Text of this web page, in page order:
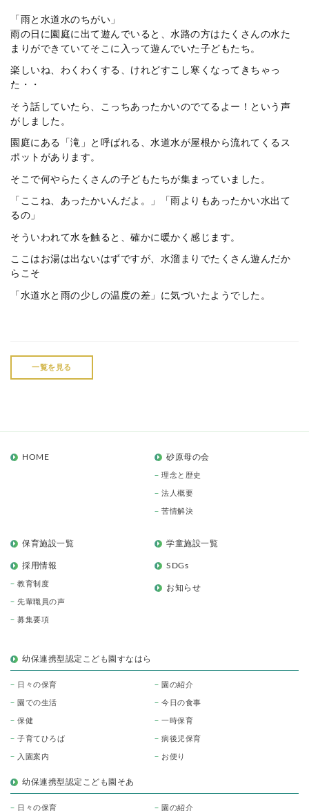
「雨と水道水のちがい」
雨の日に園庭に出て遊んでいると、水路の方はたくさんの水た
まりができていてそこに入って遊んでいた子どもたち。
楽しいね、わくわくする、けれどすこし寒くなってきちゃっ
た・・
そう話していたら、こっちあったかいのでてるよー！という声
がしました。
園庭にある「滝」と呼ばれる、水道水が屋根から流れてくるス
ポットがあります。
そこで何やらたくさんの子どもたちが集まっていました。
「ここね、あったかいんだよ。」「雨よりもあったかい水出て
るの」
そういわれて水を触ると、確かに暖かく感じます。
ここはお湯は出ないはずですが、水溜まりでたくさん遊んだか
らこそ
「水道水と雨の少しの温度の差」に気づいたようでした。
一覧を見る
HOME 砂原母の会
理念と歴史
法人概要
苦情解決
保育施設一覧 学童施設一覧
採用情報
教育制度
先輩職員の声
募集要項
SDGs
お知らせ
幼保連携型認定こども園すなはら
日々の保育 園の紹介
園での生活 今日の食事
保健 一時保育
子育てひろば 病後児保育
入園案内 お便り
幼保連携型認定こども園そあ
日々の保育 園の紹介